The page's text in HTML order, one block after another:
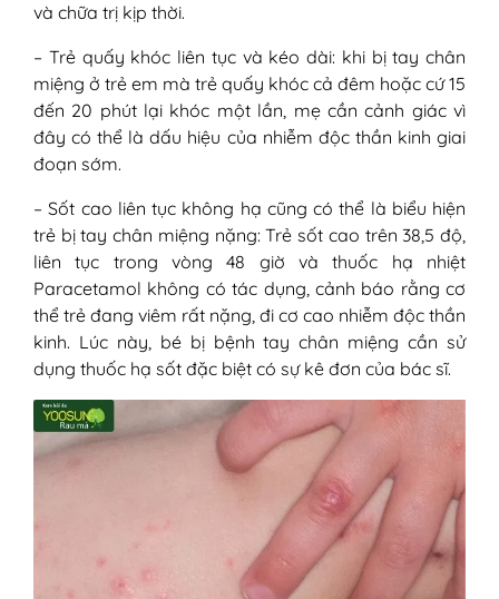
và chữa trị kịp thời.
– Trẻ quấy khóc liên tục và kéo dài: khi bị tay chân
miệng ở trẻ em mà trẻ quấy khóc cả đêm hoặc cứ 15
đến 20 phút lại khóc một lần, mẹ cần cảnh giác vì
đây có thể là dấu hiệu của nhiễm độc thần kinh giai
đoạn sớm.
– Sốt cao liên tục không hạ cũng có thể là biểu hiện
trẻ bị tay chân miệng nặng: Trẻ sốt cao trên 38,5 độ,
liên tục trong vòng 48 giờ và thuốc hạ nhiệt
Paracetamol không có tác dụng, cảnh báo rằng cơ
thể trẻ đang viêm rất nặng, đi cơ cao nhiễm độc thần
kinh. Lúc này, bé bị bệnh tay chân miệng cần sử
dụng thuốc hạ sốt đặc biệt có sự kê đơn của bác sĩ.